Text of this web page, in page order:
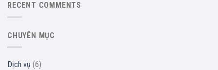
RECENT COMMENTS
CHUYÊN MỤC
Dịch vụ (6)